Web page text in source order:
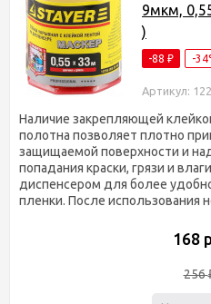
9мкм,
)
-88 ₽ -
Артикул:
Наличие закрепляющей
полотна позволяет плотно
защищаемой поверхности и
попадания краски, грязи и
диспенсером для более
пленки. После использования
168
256